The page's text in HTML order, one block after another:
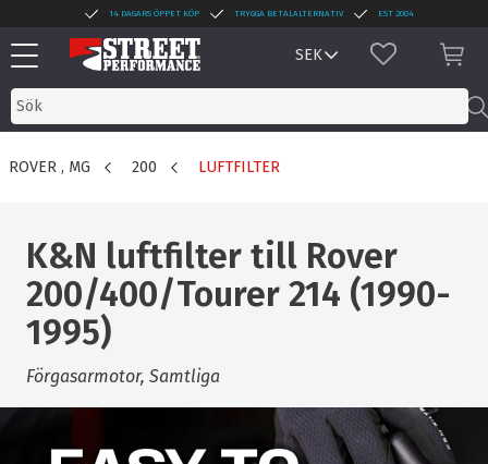
Meny
14 DAGARS ÖPPET KÖP TRYGGA BETALALTERNATIV EST 2004
FAVORITER
ROVER , MG 200 LUFTFILTER
K&N luftfilter till Rover
200/400/Tourer 214 (1990-
1995)
Förgasarmotor, Samtliga